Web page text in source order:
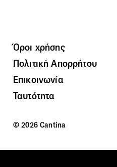
Όροι χρήσης
Πολιτική Απορρήτου
Επικοινωνία
Ταυτότητα
© 2026 Cantina